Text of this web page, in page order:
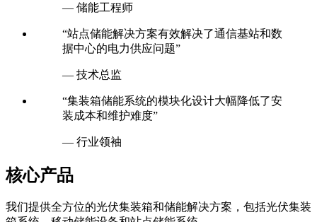
— 储能工程师
“站点储能解决方案有效解决了通信基站和数
据中心的电力供应问题”
— 技术总监
“集装箱储能系统的模块化设计大幅降低了安
装成本和维护难度”
— 行业领袖
核心产品
我们提供全方位的光伏集装箱和储能解决方案，包括光伏集装